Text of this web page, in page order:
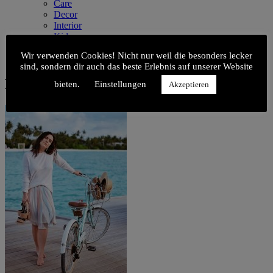
Care
Decor
Interior
Kids
Style
Malediven_69
Wir verwenden Cookies! Nicht nur weil die besonders lecker
sind, sondern dir auch das beste Erlebnis auf unserer Website
bieten.
Einstellungen Akzeptieren